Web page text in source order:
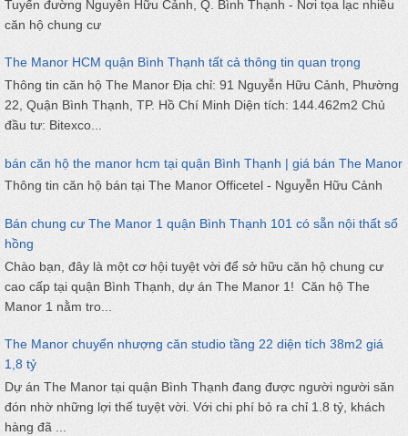
Tuyến đường Nguyễn Hữu Cảnh, Q. Bình Thạnh - Nơi tọa lạc nhiều
căn hộ chung cư
The Manor HCM quận Bình Thạnh tất cả thông tin quan trọng
Thông tin căn hộ The Manor Địa chỉ: 91 Nguyễn Hữu Cảnh, Phường
22, Quận Bình Thạnh, TP. Hồ Chí Minh Diện tích: 144.462m2 Chủ
đầu tư: Bitexco...
bán căn hộ the manor hcm tại quận Bình Thạnh | giá bán The Manor
Thông tin căn hộ bán tại The Manor Officetel - Nguyễn Hữu Cảnh
Bán chung cư The Manor 1 quận Bình Thạnh 101 có sẵn nội thất sổ
hồng
Chào bạn, đây là một cơ hội tuyệt vời để sở hữu căn hộ chung cư
cao cấp tại quận Bình Thạnh, dự án The Manor 1! Căn hộ The
Manor 1 nằm tro...
The Manor chuyển nhượng căn studio tầng 22 diện tích 38m2 giá
1,8 tỷ
Dự án The Manor tại quận Bình Thạnh đang được người người săn
đón nhờ những lợi thế tuyệt vời. Với chi phí bỏ ra chỉ 1.8 tỷ, khách
hàng đã ...